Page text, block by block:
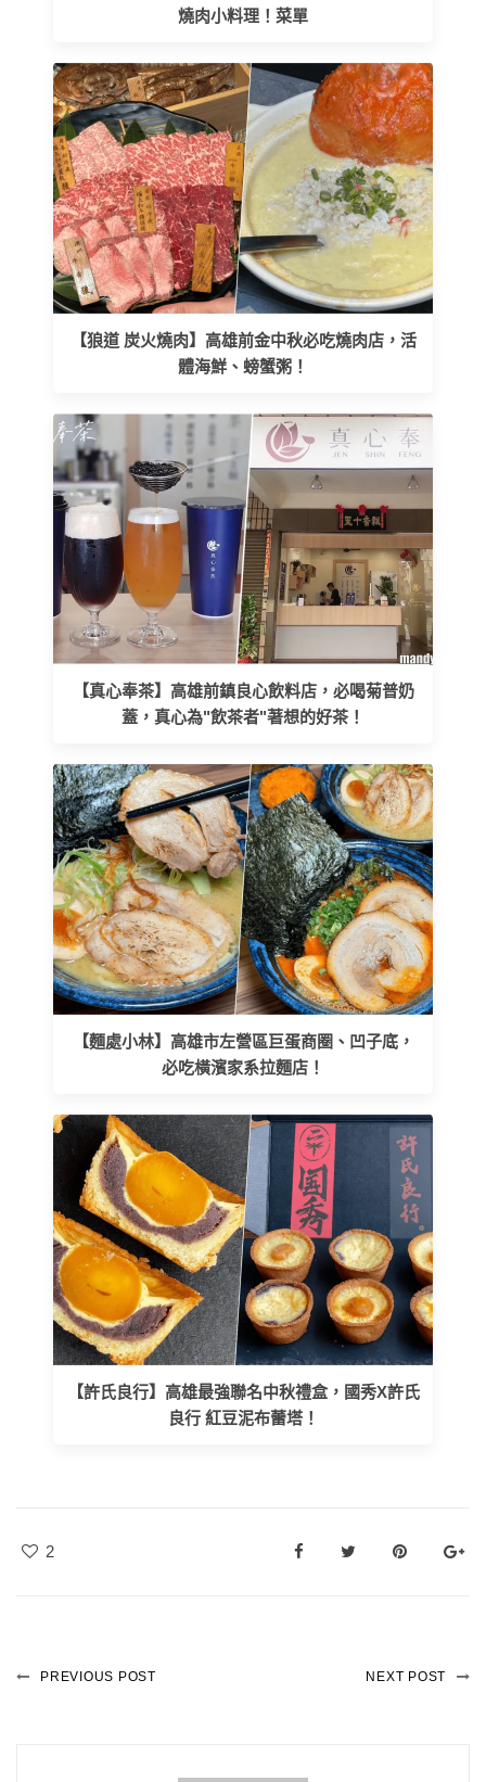
燒肉小料理！菜單
【狼道 炭火燒肉】高雄前金中秋必吃燒肉店，活
體海鮮、螃蟹粥！
【真心奉茶】高雄前鎮良心飲料店，必喝菊普奶
蓋，真心為"飲茶者"著想的好茶！
【麵處小林】高雄市左營區巨蛋商圈、凹子底，
必吃橫濱家系拉麵店！
【許氏良行】高雄最強聯名中秋禮盒，國秀X許氏
良行 紅豆泥布蕾塔！
2
PREVIOUS POST NEXT POST